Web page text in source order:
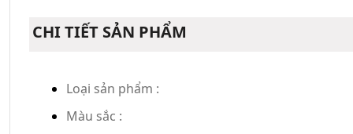
CHI TIẾT SẢN PHẨM
Loại sản phẩm :
Màu sắc :